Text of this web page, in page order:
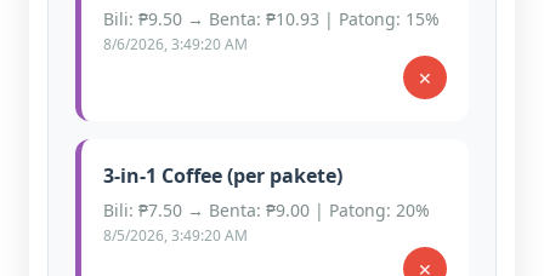
Bili: ₱9.50 → Benta: ₱10.93 | Patong: 15%
8/6/2026, 3:49:20 AM
×
3-in-1 Coffee (per pakete)
Bili: ₱7.50 → Benta: ₱9.00 | Patong: 20%
8/5/2026, 3:49:20 AM
×